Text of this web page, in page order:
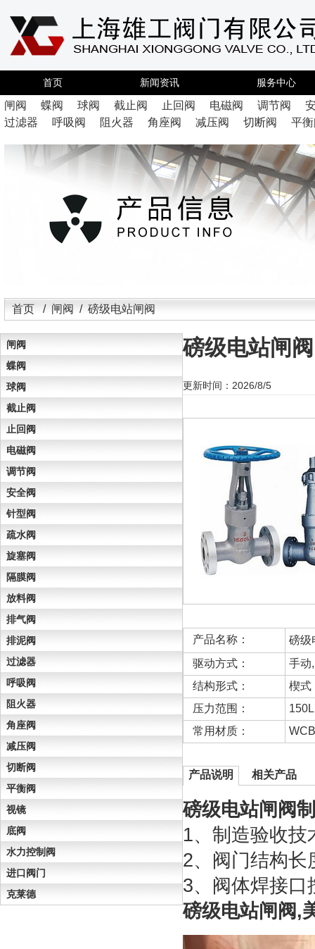
首页 新闻资讯 服务中心
闸阀 蝶阀 球阀 截止阀 止回阀 电磁阀 调节阀
过滤器
呼吸阀 阻火器 角座阀 减压阀 切断阀 平
首页 / 闸阀 / 磅级电站闸阀
闸阀
蝶阀
球阀
截止阀
止回阀
电磁阀
调节阀
安全阀
针型阀
疏水阀
旋塞阀
隔膜阀
放料阀
排气阀
排泥阀
过滤器
呼吸阀
阻火器
角座阀
减压阀
切断阀
平衡阀
视镜
底阀
水力控制阀
进口阀门
克莱德
磅级电站闸阀
更新时间：2026/8/5
产品名称：
磅级
驱动方式：
手动
结构形式：
楔式
压力范围：
常用材质：
产品说明 相关产品
磅级电站闸阀
1、制造验收
2、阀门结构长
3、阀体焊接
磅级电站闸阀,